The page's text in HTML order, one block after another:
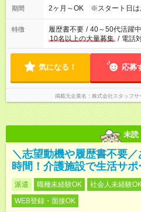
期間 2ヶ月～OK ※スタート日は
特徴 履歴書不要 / 40～50代活躍中
10名以上の大量募集 / 電話
気になる！ 応募
掲載元企業名 株式会社スタッフ
未読
＼志望動機や履歴書不要
時間！介護施設で生活サポ
派遣 職種未経験OK 社会人未経験
WEB登録・面接OK